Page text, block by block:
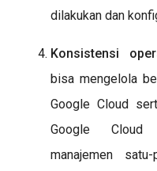
dilakukan dan
Konsistensi
bisa mengelola
Google Cloud
Google Cloud
manajemen